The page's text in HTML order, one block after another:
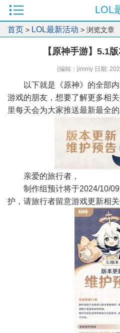
LOL
首页 > LOL最新活动 > 浏览文章
【原神手游】5.1
(编辑：jimmy 日期:
以下就是《原神》的全部
游戏的朋友，想要了解更多相
里每天会为大家推送最新最全的
亲爱的旅行者，
制作组预计将于2024/10/
护，请旅行者留意游戏更新相关